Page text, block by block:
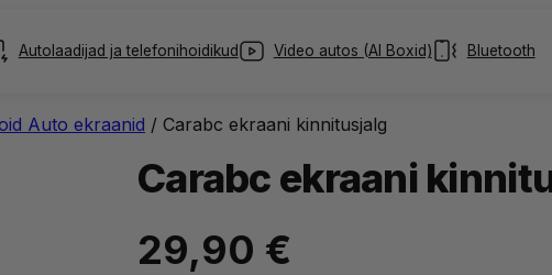
Autolaadijad ja telefonihoidikud Video autos (AI Boxid) Bluetooth
Auto ekraanid / Carabc ekraani kinnitusjalg
Carabc ekraani
29,90 €